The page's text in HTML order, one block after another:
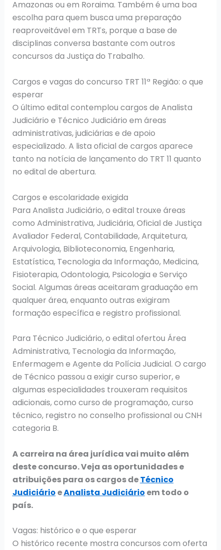
Amazonas ou em Roraima. Também é uma boa
escolha para quem busca uma preparação
reaproveitável em TRTs, porque a base de
disciplinas conversa bastante com outros
concursos da Justiça do Trabalho.
Cargos e vagas do concurso TRT 11ª Região: o que
esperar
O último edital contemplou cargos de Analista
Judiciário e Técnico Judiciário em áreas
administrativas, judiciárias e de apoio
especializado. A lista oficial de cargos aparece
tanto na notícia de lançamento do TRT 11 quanto
no edital de abertura.
Cargos e escolaridade exigida
Para Analista Judiciário, o edital trouxe áreas
como Administrativa, Judiciária, Oficial de Justiça
Avaliador Federal, Contabilidade, Arquitetura,
Arquivologia, Biblioteconomia, Engenharia,
Estatística, Tecnologia da Informação, Medicina,
Fisioterapia, Odontologia, Psicologia e Serviço
Social. Algumas áreas aceitaram graduação em
qualquer área, enquanto outras exigiram
formação específica e registro profissional.
Para Técnico Judiciário, o edital ofertou Área
Administrativa, Tecnologia da Informação,
Enfermagem e Agente da Polícia Judicial. O cargo
de Técnico passou a exigir curso superior, e
algumas especialidades trouxeram requisitos
adicionais, como curso de programação, curso
técnico, registro no conselho profissional ou CNH
categoria B.
A carreira na área jurídica vai muito além
deste concurso. Veja as oportunidades e
atribuições para os cargos deTécnico
Judiciário eAnalista Judiciário em todo o
país.
Vagas: histórico e o que esperar
O histórico recente mostra concursos com oferta